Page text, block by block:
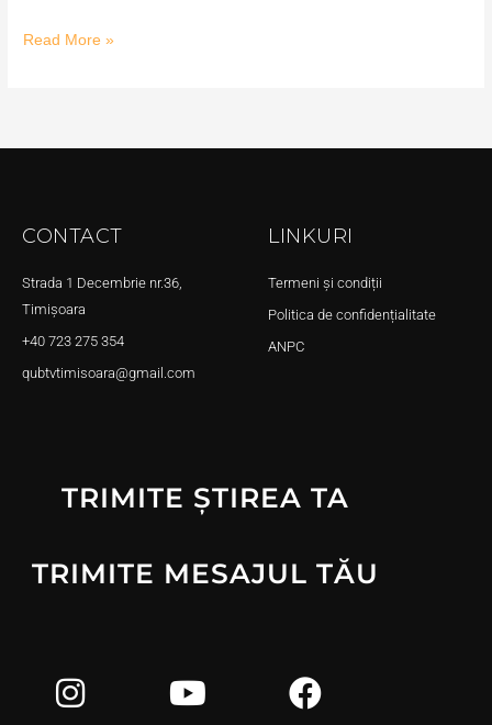
Read More »
CONTACT
Strada 1 Decembrie nr.36,
Timișoara
+40 723 275 354
qubtvtimisoara@gmail.com
LINKURI
Termeni și condiții
Politica de confidențialitate
ANPC
TRIMITE ȘTIREA TA
TRIMITE MESAJUL TĂU